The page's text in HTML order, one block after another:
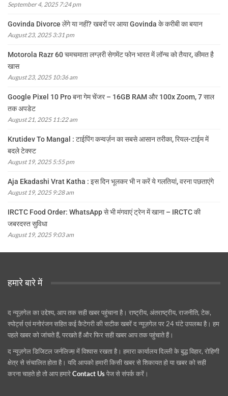
September 4, 2025 7:24 pm
Govinda Divorce लेंगे या नहीं? खबरों पर आया Govinda के करीबी का बयान
August 23, 2025 3:31 pm
Motorola Razr 60 चमचमाता लग्ज़री सेगमेंट फोन भारत में लॉन्च को तैयार, कीमत है
खास
August 23, 2025 10:36 am
Google Pixel 10 Pro बना गेम चेंजर – 16GB RAM और 100x Zoom, 7 साल
तक अपडेट
August 21, 2025 11:22 am
Krutidev To Mangal : टाईपिंग कन्वर्ज़न का सबसे आसान तरीका, रियल-टाईम में
बदले टेक्स्ट
August 19, 2025 5:55 pm
Aja Ekadashi Vrat Katha : इस दिन भूलकर भी न करें ये गलतियां, वरना पछताएंगे
August 19, 2025 9:28 am
IRCTC Food Order: WhatsApp से भी मंगवाएं ट्रेन में खाना – IRCTC की
जबरदस्त सुविधा
August 19, 2025 9:03 am
हमारे बारे में
द न्यूज़गेल का उद्देश्य, आप तक सही खबर पहुंचाना है। राष्ट्रीय, अंतराष्ट्रीय, राजनीति, टेक,
स्पोर्ट्स एवं मनोरंजन सहित कई कैटेगरी की सटीक खबरें द न्यूज़गेल पर 24 घंटे उपलब्ध है। हम
पहले खबर को जांचते हैं, परखते हैं और फिर सही खबर आप तक पहुंचाते हैं।
द न्यूज़गेल डिजिटल जर्नलिज्म़ में विश्वास रखता है। हमारा कार्यालय दिल्ली के बुद्ध विहार, रोहिणी
क्षेत्र से संचालित होता है। यदि आपको हमारी किसी खबर से शिकायत हो या खबर को सही
करना चाहते हो तो आप हमारेContact Usपेज से संपर्क करें।